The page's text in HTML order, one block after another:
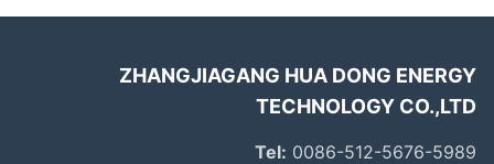
ZHANGJIAGANG HUA DONG
TECHNOLOGY
Tel:0086-512-5676-